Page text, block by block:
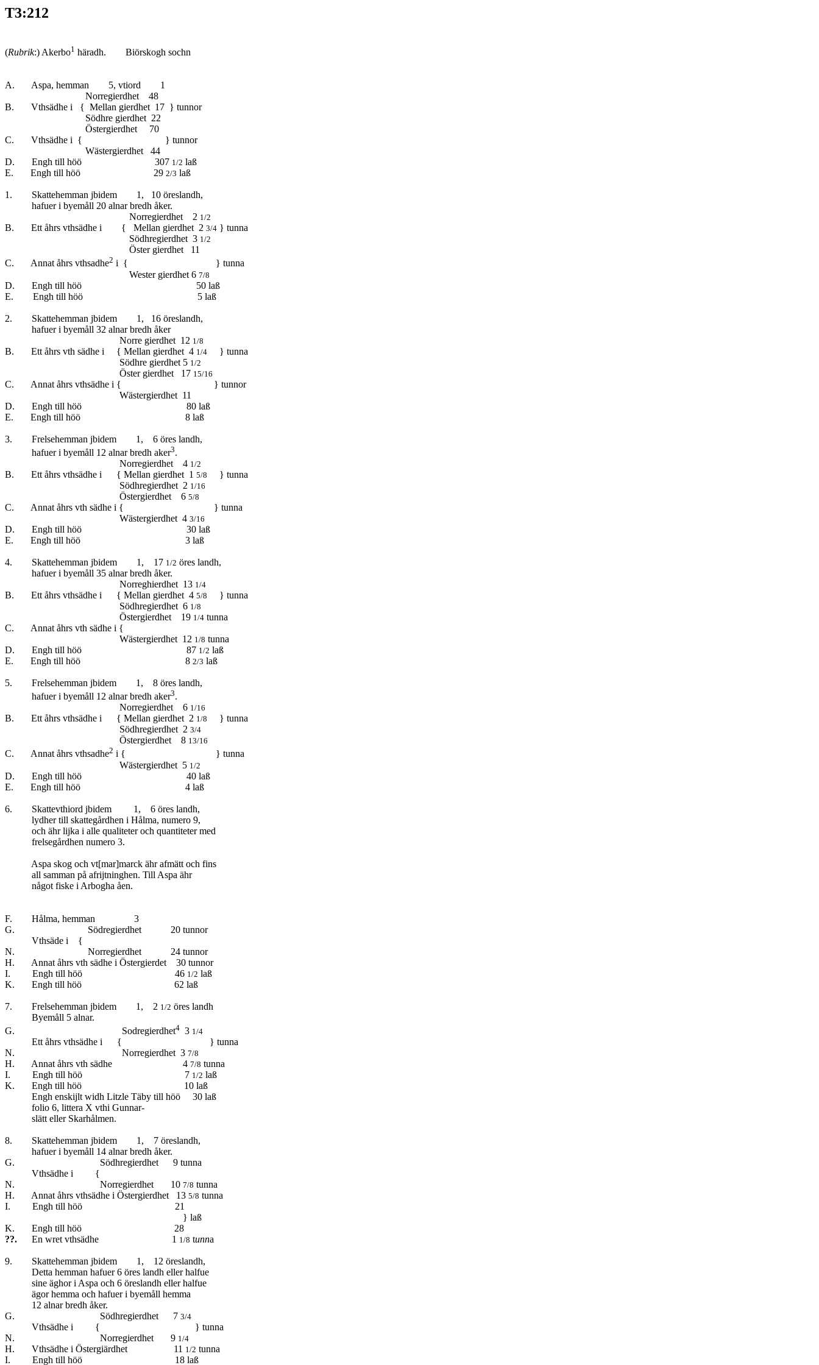
T3:212
(Rubrik:) Akerbo1 häradh. Biörskogh sochn
A. Aspa, hemman 5, vtiord 1
Norregierdhet 48
B. Vthsädhe i { Mellan gierdhet 17 } tunnor
Södhre gierdhet 22
Östergierdhet 70
C. Vthsädhe i { } tunnor
Wästergierdhet 44
D. Engh till höö 307 1/2 laß
E. Engh till höö 29 2/3 laß
1. Skattehemman jbidem 1, 10 öreslandh,
hafuer i byemåll 20 alnar bredh åker.
Norregierdhet 2 1/2
B. Ett åhrs vthsädhe i { Mellan gierdhet 2 3/4 } tunna
Södhregierdhet 3 1/2
Öster gierdhet 11
C. Annat åhrs vthsadhe2 i { } tunna
Wester gierdhet 6 7/8
D. Engh till höö 50 laß
E. Engh till höö 5 laß
2. Skattehemman jbidem 1, 16 öreslandh,
hafuer i byemåll 32 alnar bredh åker
Norre gierdhet 12 1/8
B. Ett åhrs vth sädhe i { Mellan gierdhet 4 1/4 } tunna
Södhre gierdhet 5 1/2
Öster gierdhet 17 15/16
C. Annat åhrs vthsädhe i { } tunnor
Wästergierdhet 11
D. Engh till höö 80 laß
E. Engh till höö 8 laß
3. Frelsehemman jbidem 1, 6 öres landh,
hafuer i byemåll 12 alnar bredh aker3.
Norregierdhet 4 1/2
B. Ett åhrs vthsädhe i { Mellan gierdhet 1 5/8
} tunna
Södhregierdhet 2 1/16
Östergierdhet 6 5/8
C. Annat åhrs vth sädhe i { } tunna
Wästergierdhet 4 3/16
D. Engh till höö 30 laß
E. Engh till höö 3 laß
4. Skattehemman jbidem 1, 17 1/2 öres landh,
hafuer i byemåll 35 alnar bredh åker.
Norreghierdhet 13 1/4
B. Ett åhrs vthsädhe i { Mellan gierdhet 4 5/8
} tunna
Södhregierdhet 6 1/8
Östergierdhet 19 1/4 tunna
C. Annat åhrs vth sädhe i {
Wästergierdhet 12 1/8 tunna
D. Engh till höö 87 1/2 laß
E. Engh till höö 8 2/3 laß
5. Frelsehemman jbidem 1, 8 öres landh,
hafuer i byemåll 12 alnar bredh aker3.
Norregierdhet 6 1/16
B. Ett åhrs vthsädhe i { Mellan gierdhet 2 1/8
} tunna
Södhregierdhet 2 3/4
Östergierdhet 8 13/16
C. Annat åhrs vthsadhe2 i { } tunna
Wästergierdhet 5 1/2
D. Engh till höö 40 laß
E. Engh till höö 4 laß
6. Skattevthiord jbidem 1, 6 öres landh,
lydher till skattegårdhen i Hålma, numero 9,
och ähr lijka i alle qualiteter och quantiteter med
frelsegårdhen numero 3.
Aspa skog och vt[mar]marck ähr afmätt och fins
all samman på afrijtninghen. Till Aspa ähr
något fiske i Arbogha åen.
F. Hålma, hemman 3
G. Södregierdhet 20 tunnor
Vthsäde i {
N. Norregierdhet 24 tunnor
H. Annat åhrs vth sädhe i Östergierdet 30 tunnor
I. Engh till höö 46 1/2 laß
K. Engh till höö 62 laß
7. Frelsehemman jbidem 1, 2 1/2 öres landh
Byemåll 5 alnar.
G. Sodregierdhet4 3 1/4
Ett åhrs vthsädhe i { } tunna
N. Norregierdhet 3 7/8
H. Annat åhrs vth sädhe 4 7/8 tunna
I. Engh till höö 7 1/2 laß
K. Engh till höö 10 laß
Engh enskijlt widh Litzle Täby till höö 30 laß
folio 6, littera X vthi Gunnar-
slätt eller Skarhålmen.
8. Skattehemman jbidem 1, 7 öreslandh,
hafuer i byemåll 14 alnar bredh åker.
G. Södhregierdhet 9 tunna
Vthsädhe i {
N. Norregierdhet 10 7/8 tunna
H. Annat åhrs vthsädhe i Östergierdhet 13 5/8 tunna
I. Engh till höö 21
} laß
K. Engh till höö 28
??. En wret vthsädhe 1 1/8 tunna
9. Skattehemman jbidem 1, 12 öreslandh,
Detta hemman hafuer 6 öres landh eller halfue
sine äghor i Aspa och 6 öreslandh eller halfue
ägor hemma och hafuer i byemåll hemma
12 alnar bredh åker.
G. Södhregierdhet 7 3/4
Vthsädhe i { } tunna
N. Norregierdhet 9 1/4
H. Vthsädhe i Östergiärdhet 11 1/2 tunna
I. Engh till höö 18 laß